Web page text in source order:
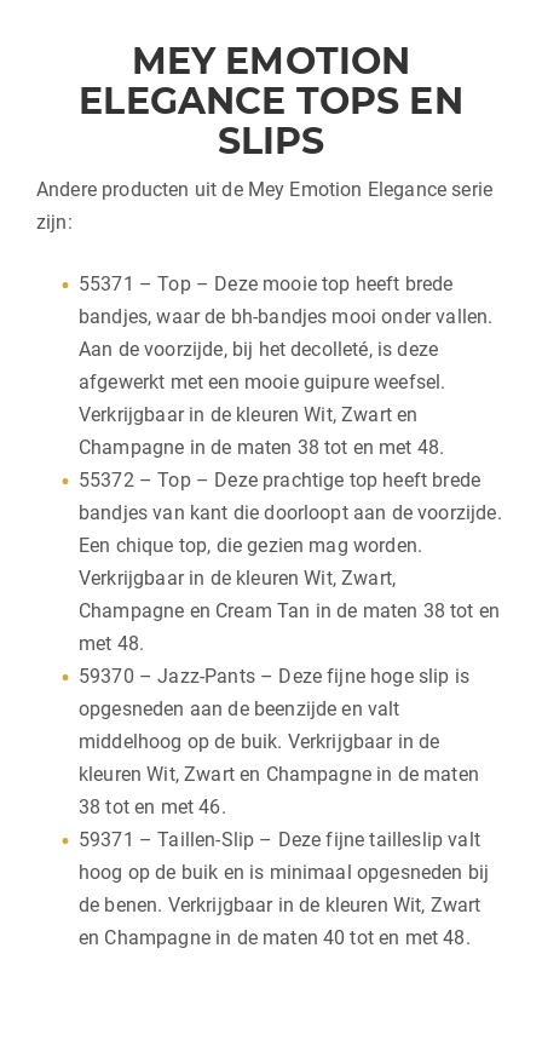
MEY EMOTION
ELEGANCE TOPS EN
SLIPS
Andere producten uit de Mey Emotion Elegance serie
zijn:
55371 – Top – Deze mooie top heeft brede
bandjes, waar de bh-bandjes mooi onder vallen.
Aan de voorzijde, bij het decolleté, is deze
afgewerkt met een mooie guipure weefsel.
Verkrijgbaar in de kleuren Wit, Zwart en
Champagne in de maten 38 tot en met 48.
55372 – Top – Deze prachtige top heeft brede
bandjes van kant die doorloopt aan de voorzijde.
Een chique top, die gezien mag worden.
Verkrijgbaar in de kleuren Wit, Zwart,
Champagne en Cream Tan in de maten 38 tot en
met 48.
59370 – Jazz-Pants – Deze fijne hoge slip is
opgesneden aan de beenzijde en valt
middelhoog op de buik. Verkrijgbaar in de
kleuren Wit, Zwart en Champagne in de maten
38 tot en met 46.
59371 – Taillen-Slip – Deze fijne tailleslip valt
hoog op de buik en is minimaal opgesneden bij
de benen. Verkrijgbaar in de kleuren Wit, Zwart
en Champagne in de maten 40 tot en met 48.